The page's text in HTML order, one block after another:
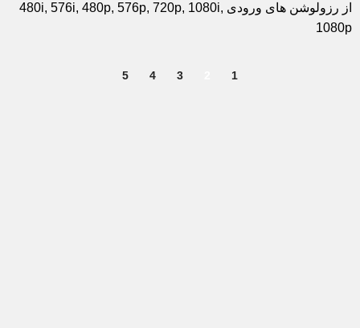
از رزولوشن های ورودی 480i, 576i, 480p, 576p, 720p, 1080i,
1080p
1
3
4
5